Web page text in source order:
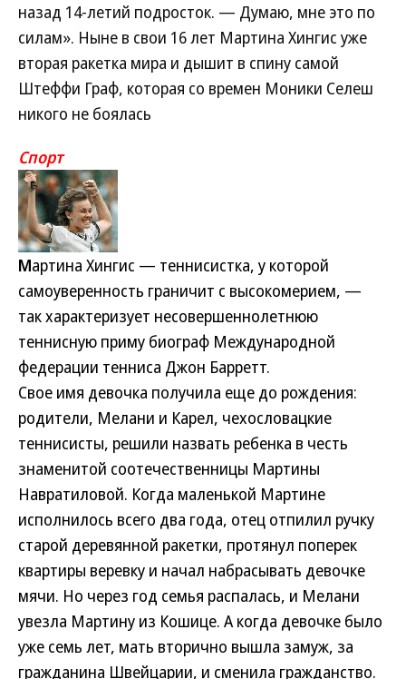
назад 14-летий подросток. — Думаю, мне это по
силам». Ныне в свои 16 лет Мартина Хингис уже
вторая ракетка мира и дышит в спину самой
Штеффи Граф, которая со времен Моники Селеш
никого не боялась
Спорт
Мартина Хингис — теннисистка, у которой
самоуверенность граничит с высокомерием, —
так характеризует несовершеннолетнюю
теннисную приму биограф Международной
федерации тенниса Джон Барретт.
Свое имя девочка получила еще до рождения:
родители, Мелани и Карел, чехословацкие
теннисисты, решили назвать ребенка в честь
знаменитой соотечественницы Мартины
Навратиловой. Когда маленькой Мартине
исполнилось всего два года, отец отпилил ручку
старой деревянной ракетки, протянул поперек
квартиры веревку и начал набрасывать девочке
мячи. Но через год семья распалась, и Мелани
увезла Мартину из Кошице. А когда девочке было
уже семь лет, мать вторично вышла замуж, за
гражданина Швейцарии, и сменила гражданство.